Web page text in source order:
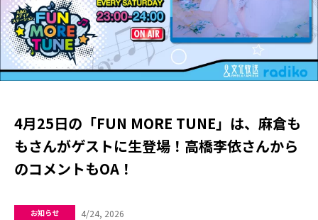
4月25日の「FUN MORE TUNE」は、麻倉も
もさんがゲストに生登場！高橋李依さんから
のコメントもOA！
お知らせ 4/24, 2026